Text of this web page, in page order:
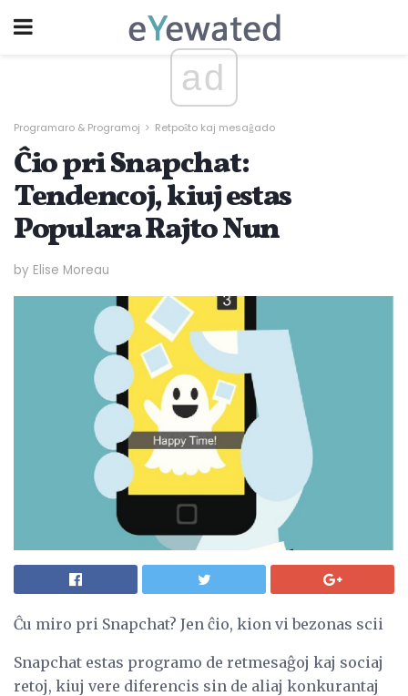
ad
Programaro & Programoj Retpoŝto kaj mesaĝado
Ĉio pri Snapchat:
Tendencoj, kiuj estas
Populara Rajto Nun
by Elise Moreau
Ĉu miro pri Snapchat? Jen ĉio, kion vi bezonas scii
Snapchat estas programo de retmesaĝoj kaj sociaj
retoj, kiuj vere diferencis sin de aliaj konkurantaj